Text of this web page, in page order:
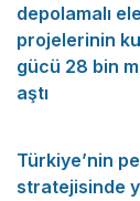
depolamalı
projelerinin
gücü 28 bin
aştı
Türkiye’nin
stratejisinde